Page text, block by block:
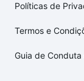
Políticas de
Termos e
Guia de Conduta